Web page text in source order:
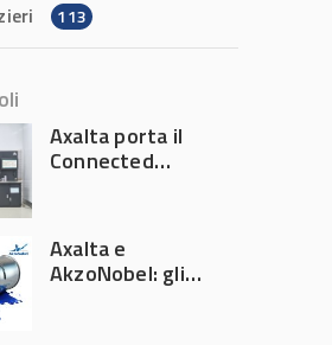
113
Axalta porta il
Connected
Automechanika
Frankfurt 2026
Axalta e
AkzoNobel: gli